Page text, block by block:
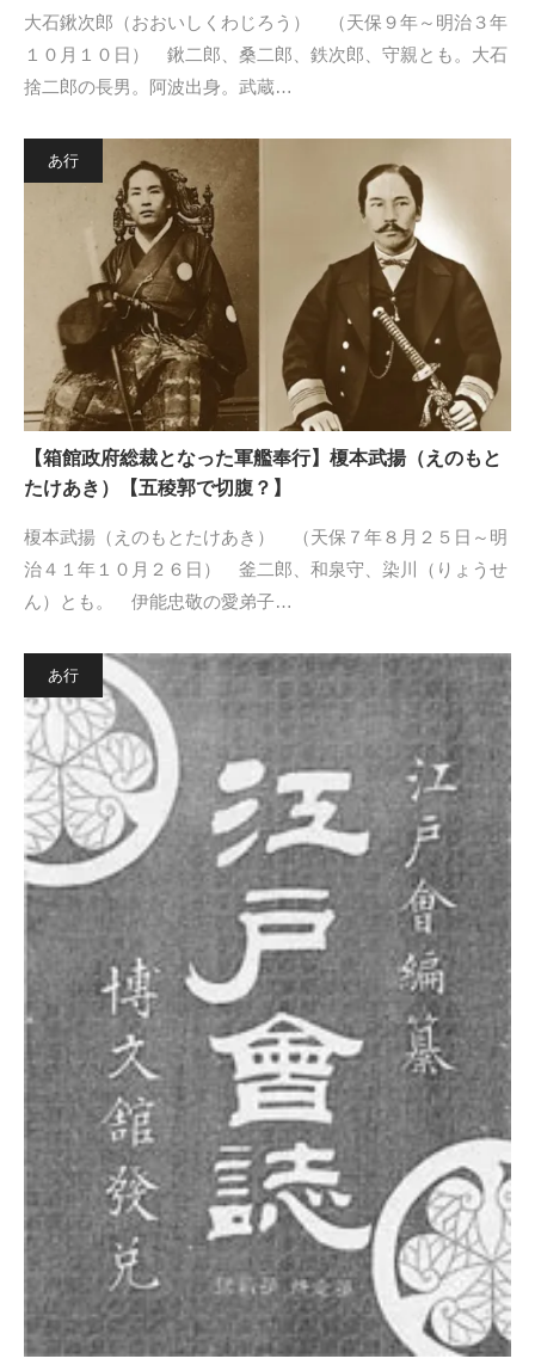
大石鍬次郎（おおいしくわじろう） （天保９年～明治３年
１０月１０日） 鍬二郎、桑二郎、鉄次郎、守親とも。大石
捨二郎の長男。阿波出身。武蔵…
あ行
【箱館政府総裁となった軍艦奉行】榎本武揚（えのもと
たけあき）【五稜郭で切腹？】
榎本武揚（えのもとたけあき） （天保７年８月２５日～明
治４１年１０月２６日） 釜二郎、和泉守、染川（りょうせ
ん）とも。 伊能忠敬の愛弟子…
あ行